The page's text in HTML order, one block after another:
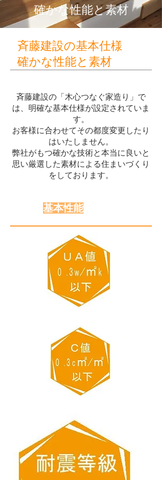
確かな性能と素材
斉藤建設の基本仕様
確かな性能と素材
斉藤建設の「木心つなぐ家造り」で
は、明確な基本仕様が設定されていま
す。
お客様に合わせてその都度変更したり
はいたしません。
弊社がもつ確かな技術と本当に良いと
思い厳選した素材による住まいづくり
をしております。
基本性能